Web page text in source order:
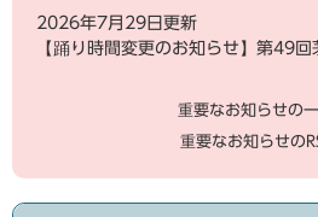
2026年7月29日更新
【踊り時間変更のお知らせ】第49回
重要なお知らせの
重要なお知らせの